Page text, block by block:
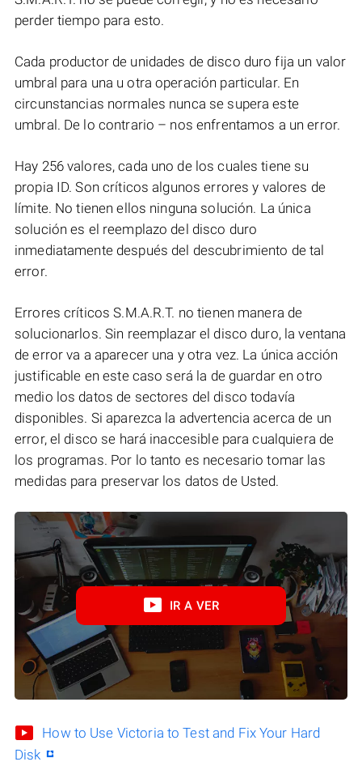
perder tiempo para esto.
Cada productor de unidades de disco duro fija un valor
umbral para una u otra operación particular. En
circunstancias normales nunca se supera este
umbral. De lo contrario – nos enfrentamos a un error.
Hay 256 valores, cada uno de los cuales tiene su
propia ID. Son críticos algunos errores y valores de
límite. No tienen ellos ninguna solución. La única
solución es el reemplazo del disco duro
inmediatamente después del descubrimiento de tal
error.
Errores críticos S.M.A.R.T. no tienen manera de
solucionarlos. Sin reemplazar el disco duro, la ventana
de error va a aparecer una y otra vez. La única acción
justificable en este caso será la de guardar en otro
medio los datos de sectores del disco todavía
disponibles. Si aparezca la advertencia acerca de un
error, el disco se hará inaccesible para cualquiera de
los programas. Por lo tanto es necesario tomar las
medidas para preservar los datos de Usted.
IR A VER
How to Use Victoria to Test and Fix Your Hard
Disk